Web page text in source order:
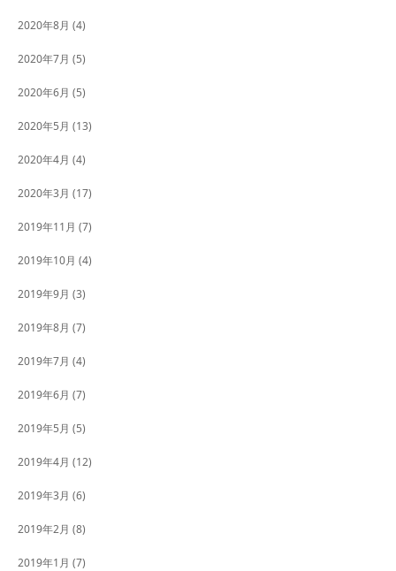
2020年8月 (4)
2020年7月 (5)
2020年6月 (5)
2020年5月 (13)
2020年4月 (4)
2020年3月 (17)
2019年11月 (7)
2019年10月 (4)
2019年9月 (3)
2019年8月 (7)
2019年7月 (4)
2019年6月 (7)
2019年5月 (5)
2019年4月 (12)
2019年3月 (6)
2019年2月 (8)
2019年1月 (7)